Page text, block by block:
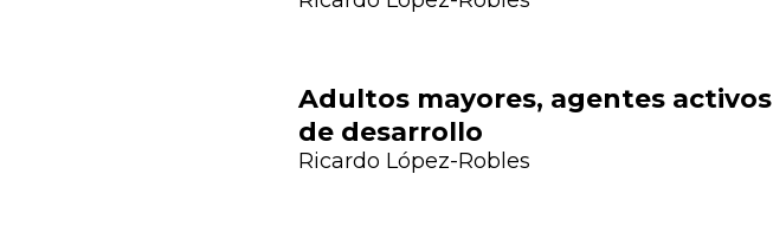
Adultos mayores, agentes activos
de desarrollo
Ricardo López-Robles